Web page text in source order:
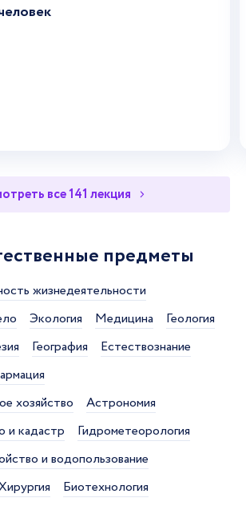
все 141 лекция
предметы
жизнедеятельности
Экология Медицина
Геология
География
Естествознание
хозяйство
Астрономия
и кадастр
Гидрометеорология
и водопользование
Биотехнология